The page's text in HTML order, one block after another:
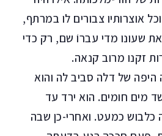
אוצרותיו צבורים לו במרתף,
שעונו מדי עברוֹ שם, רק כדי
זקנו מרוב קנאה.
היפה של דלה סביב לה והוא
מים חומים. הוא ירד עד
כמעט. ואחרי-כן שבה